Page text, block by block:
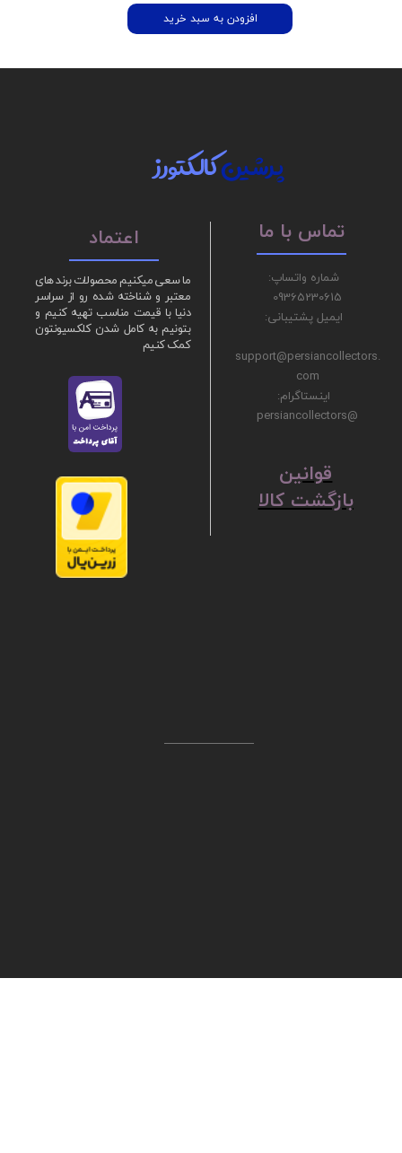
افزودن به سبد خرید
ما سعی میکنیم محصولات برند های
معتبر و شناخته شده رو از سراسر
دنیا با قیمت مناسب تهیه کنیم و
بتونیم به کامل شدن کلکسیونتون
کمک کنیم
پرشینکالکتورز
شماره واتساپ:
09365230615
ایمیل پشتیبانی:
support@persiancollectors.
com
اینستاگرام:
@persiancollectors
تماس با ما اعتماد
ق​​​​​​​وانین
بازگشت کالا